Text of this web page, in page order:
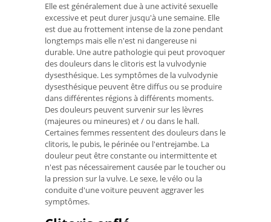
Elle est généralement due à une activité sexuelle
excessive et peut durer jusqu'à une semaine. Elle
est due au frottement intense de la zone pendant
longtemps mais elle n'est ni dangereuse ni
durable. Une autre pathologie qui peut provoquer
des douleurs dans le clitoris est la vulvodynie
dysesthésique. Les symptômes de la vulvodynie
dysesthésique peuvent être diffus ou se produire
dans différentes régions à différents moments.
Des douleurs peuvent survenir sur les lèvres
(majeures ou mineures) et / ou dans le hall.
Certaines femmes ressentent des douleurs dans le
clitoris, le pubis, le périnée ou l'entrejambe. La
douleur peut être constante ou intermittente et
n'est pas nécessairement causée par le toucher ou
la pression sur la vulve. Le sexe, le vélo ou la
conduite d'une voiture peuvent aggraver les
symptômes.